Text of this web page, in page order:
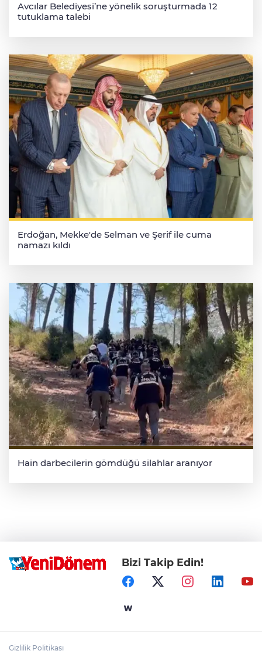
Avcılar Belediyesi’ne yönelik soruşturmada 12
tutuklama talebi
Erdoğan, Mekke'de Selman ve Şerif ile cuma
namazı kıldı
Hain darbecilerin gömdüğü silahlar aranıyor
Bizi Takip Edin!
Gizlilik Politikası